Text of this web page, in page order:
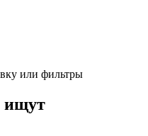
или фильтры
ищут